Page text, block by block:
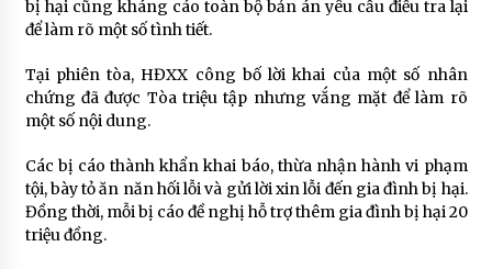
bị hại cũng kháng cáo toàn bộ bản án yêu cầu điều tra lại
để làm rõ một số tình tiết.
Tại phiên tòa, HĐXX công bố lời khai của một số nhân
chứng đã được Tòa triệu tập nhưng vắng mặt để làm rõ
một số nội dung.
Các bị cáo thành khẩn khai báo, thừa nhận hành vi phạm
tội, bày tỏ ăn năn hối lỗi và gửi lời xin lỗi đến gia đình bị hại.
Đồng thời, mỗi bị cáo đề nghị hỗ trợ thêm gia đình bị hại 20
triệu đồng.